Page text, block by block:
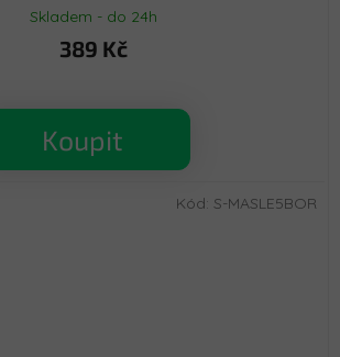
Skladem - do 24h
389 Kč
Koupit
Kód: S-MASLE5BOR